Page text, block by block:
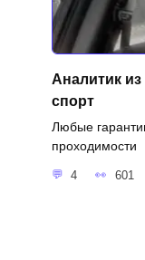
Аналитик
спорт
Любые
проходимости
4 601